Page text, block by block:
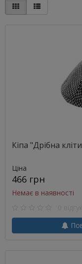
Кіпа "Дрібна
Ціна
466 грн
Немає в наявності